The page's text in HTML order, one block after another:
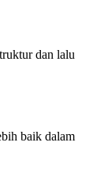
dan lalu
baik dalam